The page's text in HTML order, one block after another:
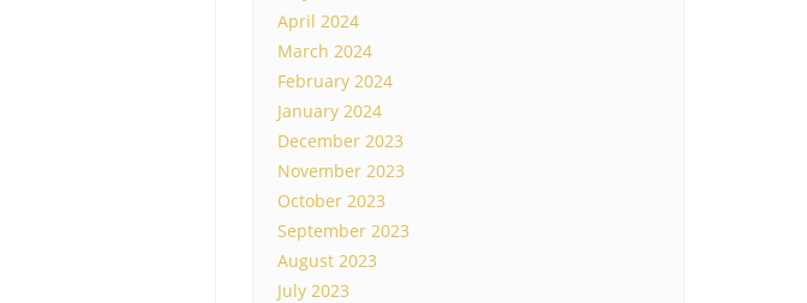
April 2024
March 2024
February 2024
January 2024
December 2023
November 2023
October 2023
September 2023
August 2023
July 2023